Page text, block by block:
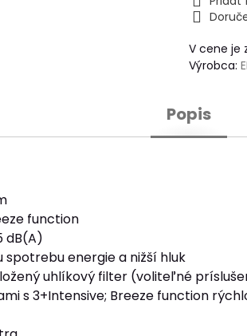
V cene je
Výrobca:
Popis
function
dB(A)
spotrebu energie a nižší hluk
uhlíkový filter (voliteľné
s 3+Intensive; Breeze function